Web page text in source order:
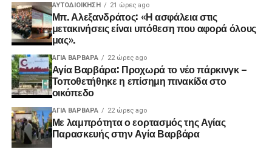
ΑΥΤΟΔΙΟΊΚΗΣΗ 21 ώρες ago
Μπ. Αλεξανδράτος: «Η ασφάλεια στις
μετακινήσεις είναι υπόθεση που αφορά όλους
μας».
ΑΓΙΑ ΒΑΡΒΑΡΑ 22 ώρες ago
Αγία Βαρβάρα: Προχωρά το νέο πάρκινγκ –
Τοποθετήθηκε η επίσημη πινακίδα στο
οικόπεδο
ΑΓΙΑ ΒΑΡΒΑΡΑ 22 ώρες ago
Με λαμπρότητα ο εορτασμός της Αγίας
Παρασκευής στην Αγία Βαρβάρα